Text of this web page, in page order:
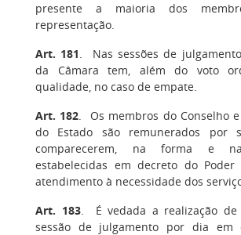
presente a maioria dos
representação.
Art. 181. Nas sessões de
da Câmara tem, além do voto
qualidade, no caso de empate.
Art. 182. Os membros do Conselho
do Estado são remunerados por
comparecerem, na forma e
estabelecidas em decreto do Poder
atendimento à necessidade dos
Art. 183. É vedada a realização
sessão de julgamento por dia em